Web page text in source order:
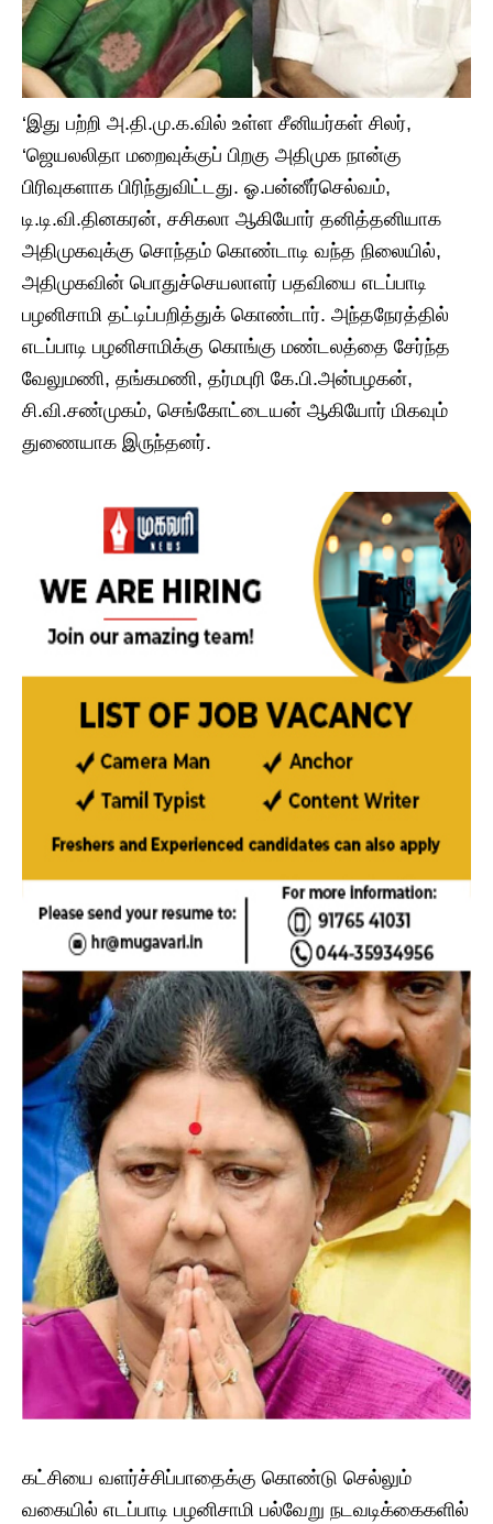
‘இது பற்றி அ.தி.மு.க.வில் உள்ள சீனியர்கள் சிலர்,
‘ஜெயலலிதா மறைவுக்குப் பிறகு அதிமுக நான்கு
பிரிவுகளாக பிரிந்துவிட்டது. ஓ.பன்னீர்செல்வம்,
டி.டி.வி.தினகரன், சசிகலா ஆகியோர் தனித்தனியாக
அதிமுகவுக்கு சொந்தம் கொண்டாடி வந்த நிலையில்,
அதிமுகவின் பொதுச்செயலாளர் பதவியை எடப்பாடி
பழனிசாமி தட்டிப்பறித்துக் கொண்டார். அந்தநேரத்தில்
எடப்பாடி பழனிசாமிக்கு கொங்கு மண்டலத்தை சேர்ந்த
வேலுமணி, தங்கமணி, தர்மபுரி கே.பி.அன்பழகன்,
சி.வி.சண்முகம், செங்கோட்டையன் ஆகியோர் மிகவும்
துணையாக இருந்தனர்.
கட்சியை வளர்ச்சிப்பாதைக்கு கொண்டு செல்லும்
வகையில் எடப்பாடி பழனிசாமி பல்வேறு நடவடிக்கைகளில்